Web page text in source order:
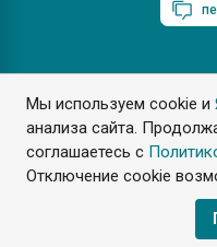
Мы используем cookie и
анализа сайта.
соглашаетесь с
Отключение cookie
ПластЭксперт ©
Разрешается
ссылкой